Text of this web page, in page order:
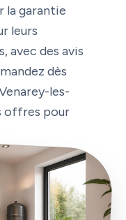
la garantie
leurs
avec des avis
dès
les-
offres pour